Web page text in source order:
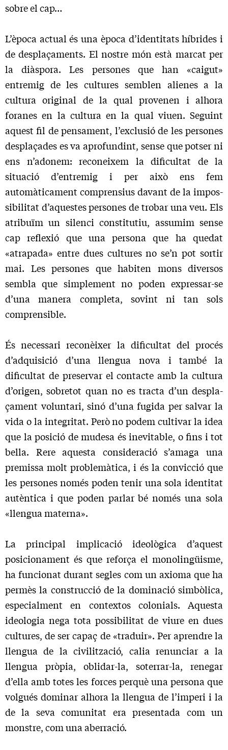
sobre el cap…
L’època actual és una època d’identitats híbrides i
de desplaçaments. El nostre món està marcat per
la diàspora. Les persones que han «caigut»
entremig de les cultures semblen alienes a la
cultura original de la qual provenen i alhora
foranes en la cultura en la qual viuen. Seguint
aquest fil de pensament, l’exclusió de les persones
desplaçades es va aprofundint, sense que potser ni
ens n’adonem: reconeixem la dificultat de la
situació d’entremig i per això ens fem
automàticament comprensius davant de la impos­
sibilitat d’aquestes persones de trobar una veu. Els
atribuïm un silenci constitutiu, assumim sense
cap reflexió que una persona que ha quedat
«atrapada» entre dues cultures no se’n pot sortir
mai. Les persones que habiten mons diversos
sembla que sim­plement no poden expressar-se
d’una manera completa, sovint ni tan sols
comprensible.
És necessari reconèixer la dificultat del procés
d’adquisició d’una llengua nova i també la
dificultat de preservar el contacte amb la cultura
d’origen, sobretot quan no es tracta d’un despla­
çament voluntari, sinó d’una fugida per salvar la
vida o la inte­gritat. Però no podem cultivar la idea
que la posició de mudesa és inevitable, o fins i tot
bella. Rere aquesta consideració s’amaga una
premissa molt problemàtica, i és la convicció que
les perso­nes només poden tenir una sola identitat
autèntica i que poden parlar bé només una sola
«llengua materna».
La principal implicació ideològica d’aquest
posicionament és que reforça el monolingüisme,
ha funcionat durant segles com un axioma que ha
permès la construcció de la dominació simbòlica,
especialment en contextos colonials. Aquesta
ideologia nega tota possibilitat de viure en dues
cultures, de ser capaç de «traduir». Per aprendre la
llengua de la civilització, calia renunciar a la
llengua pròpia, oblidar-la, soterrar-la, renegar
d’ella amb totes les forces perquè una persona que
volgués dominar alhora la llengua de l’imperi i la
de la seva comunitat era presentada com un
monstre, com una aberració.